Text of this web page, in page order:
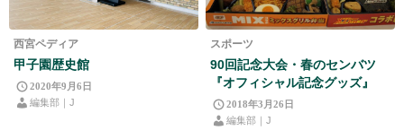
西宮ペディア
甲子園歴史館
2020年9月6日
編集部｜J
スポーツ
90回記念大会・春のセンバツ
『オフィシャル記念グッズ』
2018年3月26日
編集部｜J